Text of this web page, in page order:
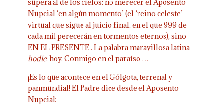
supera al de los cielos: no merecer el Aposento
Nupcial ‘en algún momento’ (el ‘reino celeste’
virtual que sigue al juicio final, en el que 999 de
cada mil perecerán en tormentos eternos), sino
EN EL PRESENTE . La palabra maravillosa latina
hodie: hoy, Conmigo en el paraíso …
¡Es lo que acontece en el Gólgota, terrenal y
panmundial! El Padre dice desde el Aposento
Nupcial: